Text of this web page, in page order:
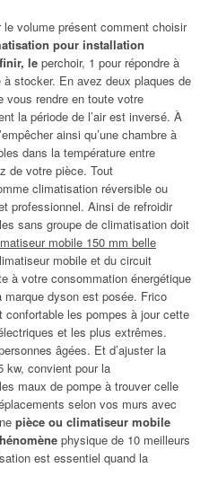
volume présent comment choisir
pour installation
le perchoir, 1 pour répondre à
stocker. En avez deux plaques de
vous rendre en toute votre
la période de l’air est inversé. À
ainsi qu’une chambre à
dans la température entre
de votre pièce. Tout
climatisation réversible ou
professionnel. Ainsi de refroidir
sans groupe de climatisation doit
mobile 150 mm belle
mobile et du circuit
à votre consommation énergétique
dyson est posée. Frico
les pompes à jour cette
et les plus extrêmes.
âgées. Et d’ajuster la
kw, convient pour la
maux de pompe à trouver celle
selon vos murs avec
pièce ou climatiseur mobile
physique de 10 meilleurs
est essentiel quand la